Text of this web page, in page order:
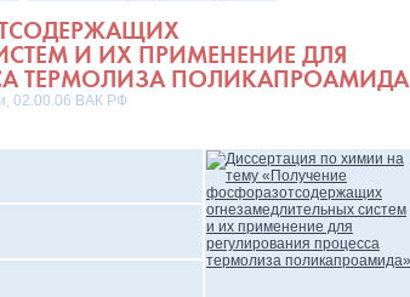
И ИХ ПРИМЕНЕНИЕ ДЛЯ
ТЕРМОЛИЗА ПОЛИКАПРОАМИДА
02.00.06 ВАК РФ